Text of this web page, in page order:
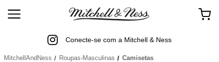
Conecte-se com a Mitchell & Ness
MitchellAndNess Roupas-Masculinas Camisetas